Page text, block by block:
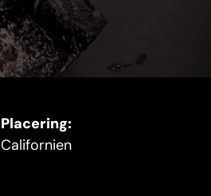
Placering:
Californien